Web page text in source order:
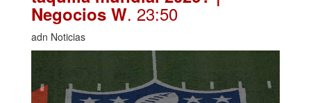
Negocios W. 23:50
adn Noticias